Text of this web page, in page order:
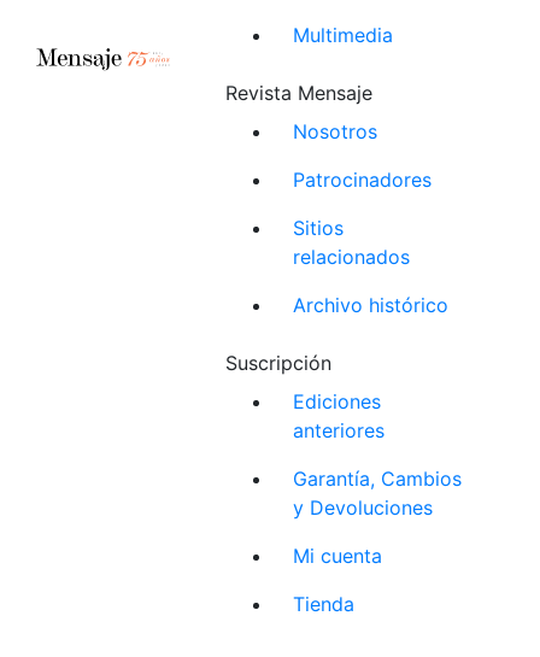
Multimedia
Revista Mensaje
Nosotros
Patrocinadores
Sitios
relacionados
Archivo histórico
Suscripción
Ediciones
anteriores
Garantía, Cambios
y Devoluciones
Mi cuenta
Tienda